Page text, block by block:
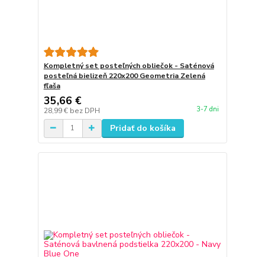
Kompletný set posteľných obliečok - Saténová
posteľná bielizeň 220x200 Geometria Zelená
fľaša
35,66 €
28,99 € bez DPH 3-7 dni
Pridať do košíka